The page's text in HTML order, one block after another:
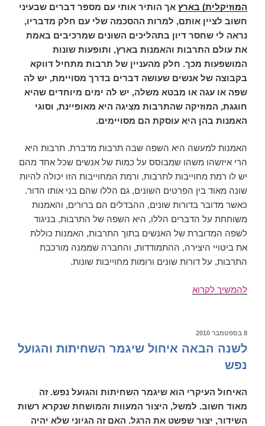
המוזיקלית) בארץ אך הותיר אותי עם מספר דברים שבעיני
חשוב לציין אותם, למרות ההסכמה שלי עם חלק מדבריו,
נראה לי שחסר דיון בתהליכים השונים שמרכיבים באמת
את עולם התרבות והאמנות בארץ, ותופעות שונות
המושפעות מכך. חלק מהעניין של תרבות מתחיל דווקא
בקבוצה של אנשים שעושה דברים בדרך מסויימת, יש לה
שפה או עגה או מבטא משלה, יש לה ימים מיוחדים שהיא
חוגגת, המוזיקה שהתרבות מציגה היא מאופיינת, וסוגי
האמנות בהן היא עוסקת הם מסויימים.
האמנות למעשה היא השפה שבה תרבות מדברת. תרבות היא
הרי איזשהו משהו שמבוסס על כמות של אנשים שכל אחד מהם
יש לו רמת מחוייבות לתרבות, ורמת המחוייבות הזו יכולה להיות
שונה מאוד בין הפרטים השונים, גם הללו שהם בני אותו הדור.
כאשר מדובר בדורות שונים, ההבדלים הם ברורים, והאמנות
משוחחת על הדברים הללו, היא השפה של התרבות, בניגוד
לשפה המדוברת של האנשים בתוך התרבות, האמנות כוללת
את ביטויי היצירה, ההתמודדות, והחברה שממנה מורכבת
התרבות, על דורות שונים ורומות מחוייבות שונות.
להמשיך לקרוא
של
פורסם
8 בספטמבר 2010
לשנה הבאה איחול שיגמר השחיתות והגועל
נפש
האיחול העיקרי הוא שיגמר השחיתות והגועל נפש. זה
מאוד חשוב. למשל, היצור המעוות והמושחת שנקרא רשות
השידור, יצור שפשט את הרגל. האם זה הגיוני שלא יהיה